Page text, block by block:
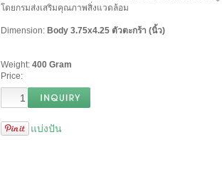
โดยกรมส่งเสริมคุณภาพสิ่งแวดล้อม
Dimension: Body 3.75x4.25 ตัวตะกร้า (นิ้ว)
Weight: 400 Gram
Price:
แบ่งปัน